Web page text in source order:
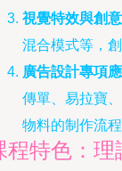
視覺特效與創
混合模式等，
廣告設計專項
傳單、易拉寶
物料的制作流程
程特色：理